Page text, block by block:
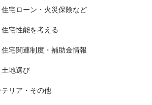
宅ローン・火災保険など
宅性能を考える
宅関連制度・補助金情報
地選び
リア・その他